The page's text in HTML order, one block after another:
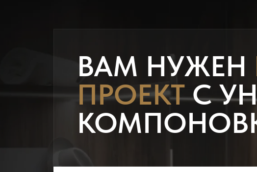
ВАМ НУЖЕН
ПРОЕКТС